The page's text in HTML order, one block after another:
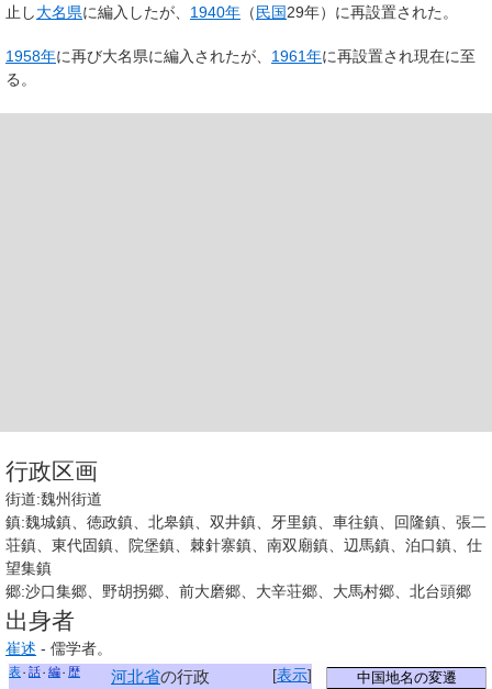
止し大名県に編入したが、 1940年 （民国29年）に再設置された。
1958年に再び大名県に編入されたが、 1961年に再設置され現在に至
る。
行政区画
街道:魏州街道
鎮:魏城鎮、徳政鎮、北皋鎮、双井鎮、牙里鎮、車往鎮、回隆鎮、張二
荘鎮、東代固鎮、院堡鎮、棘針寨鎮、南双廟鎮、辺馬鎮、泊口鎮、仕
望集鎮
郷:沙口集郷、野胡拐郷、前大磨郷、大辛荘郷、大馬村郷、北台頭郷
出身者
崔述 - 儒学者。
中国地名の変遷
[表示]
表 話 編 歴 河北省の行政